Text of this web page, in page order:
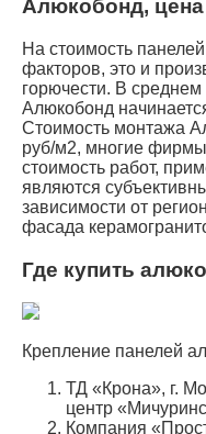
Алюкобонд,
На стоимость
факторов, это и
горючести. В
Алюкобонд
Стоимость монтажа
руб/м2, многие
стоимость работ,
являются
зависимости от
фасада
Где купить
Крепление панелей
ТД «Крона», г.
центр
Компания